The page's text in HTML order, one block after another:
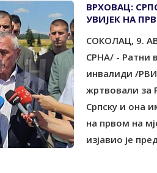
ВРХОВАЦ:
УВИЈЕК НА
СОКОЛАЦ, 9.
СРНА/ - Ратни
инвалиди /
жртвовали за
Српску и она
на првом на
изјавио је